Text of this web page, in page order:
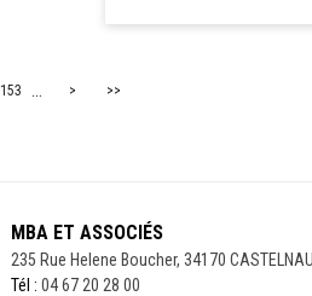
153 ... > >>
MBA ET ASSOCIÉS
235 Rue Helene Boucher, 34170
Tél : 04 67 20 28 00